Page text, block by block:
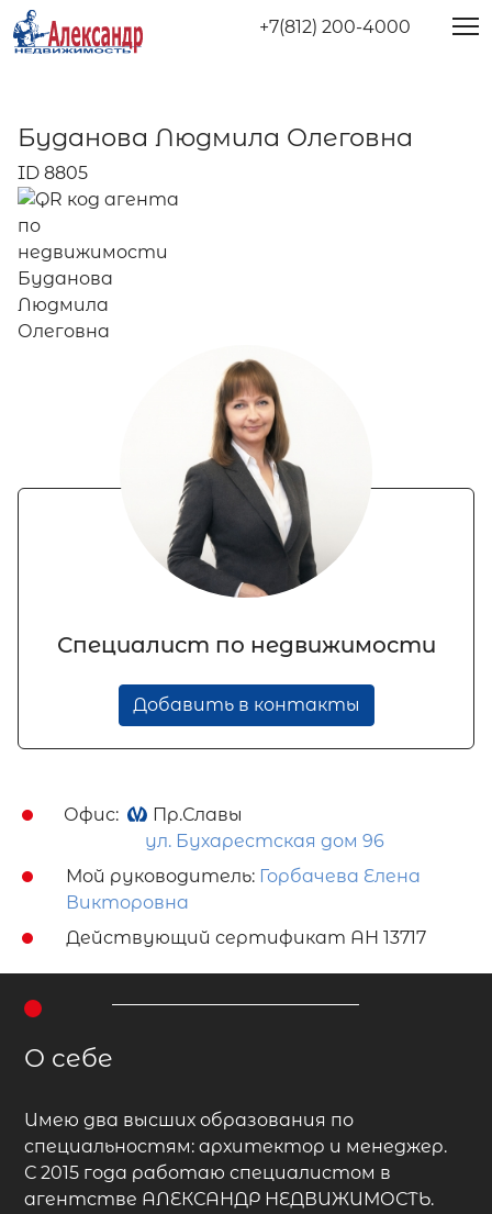
+7(812) 200-4000
Буданова Людмила Олеговна
ID 8805
Специалист по недвижимости
Добавить в контакты
Офис:
Пр.Славы
ул. Бухарестская дом 96
Мой руководитель: Горбачева Елена
Викторовна
Действующий сертификат АН 13717
О себе
Имею два высших образования по
специальностям: архитектор и менеджер.
С 2015 года работаю специалистом в
агентстве АЛЕКСАНДР НЕДВИЖИМОСТЬ.